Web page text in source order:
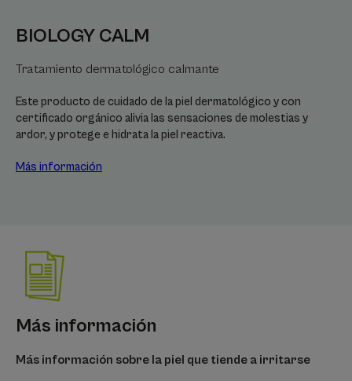
BIOLOGY CALM
Tratamiento dermatológico calmante
Este producto de cuidado de la piel dermatológico y con
certificado orgánico alivia las sensaciones de molestias y
ardor, y protege e hidrata la piel reactiva.
Más información
Más información
Más información sobre la piel que tiende a irritarse